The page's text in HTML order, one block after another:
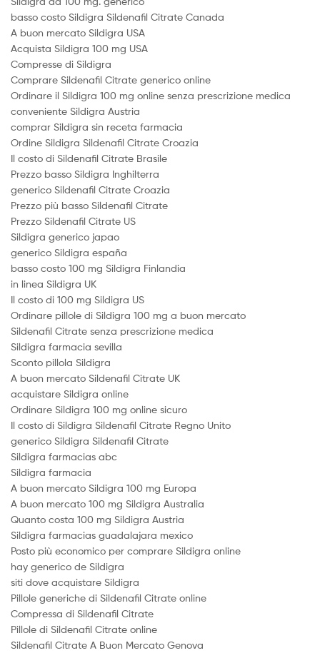
basso costo Sildigra Sildenafil Citrate Canada
A buon mercato Sildigra USA
Acquista Sildigra 100 mg USA
Compresse di Sildigra
Comprare Sildenafil Citrate generico online
Ordinare il Sildigra 100 mg online senza prescrizione medica
conveniente Sildigra Austria
comprar Sildigra sin receta farmacia
Ordine Sildigra Sildenafil Citrate Croazia
Il costo di Sildenafil Citrate Brasile
Prezzo basso Sildigra Inghilterra
generico Sildenafil Citrate Croazia
Prezzo più basso Sildenafil Citrate
Prezzo Sildenafil Citrate US
Sildigra generico japao
generico Sildigra españa
basso costo 100 mg Sildigra Finlandia
in linea Sildigra UK
Il costo di 100 mg Sildigra US
Ordinare pillole di Sildigra 100 mg a buon mercato
Sildenafil Citrate senza prescrizione medica
Sildigra farmacia sevilla
Sconto pillola Sildigra
A buon mercato Sildenafil Citrate UK
acquistare Sildigra online
Ordinare Sildigra 100 mg online sicuro
Il costo di Sildigra Sildenafil Citrate Regno Unito
generico Sildigra Sildenafil Citrate
Sildigra farmacias abc
Sildigra farmacia
A buon mercato Sildigra 100 mg Europa
A buon mercato 100 mg Sildigra Australia
Quanto costa 100 mg Sildigra Austria
Sildigra farmacias guadalajara mexico
Posto più economico per comprare Sildigra online
hay generico de Sildigra
siti dove acquistare Sildigra
Pillole generiche di Sildenafil Citrate online
Compressa di Sildenafil Citrate
Pillole di Sildenafil Citrate online
Sildenafil Citrate A Buon Mercato Genova